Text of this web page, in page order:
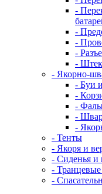
-
-
-
-
-
- Якорно-
- Буи
-
-
-
-
- Тенты
- Якоря и
- Сиденья и
- Транцевые
-